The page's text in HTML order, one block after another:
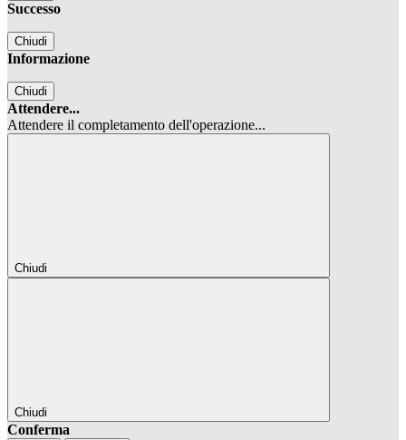
Successo
Chiudi
Informazione
Chiudi
Attendere...
Attendere il completamento dell'operazione...
Chiudi
Chiudi
Conferma